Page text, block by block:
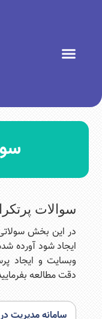
سوالات
در این بخش
ایجاد شود آورده
وبسایت و ایجاد
دقت مطالعه بفرمایید.
سامانه مدیریت